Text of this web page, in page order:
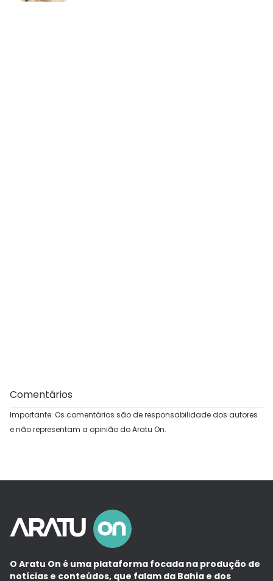
Comentários
Importante: Os comentários são de responsabilidade dos autores
e não representam a opinião do Aratu On.
O Aratu On é uma plataforma focada na produção de
notícias e conteúdos, que falam da Bahia e dos